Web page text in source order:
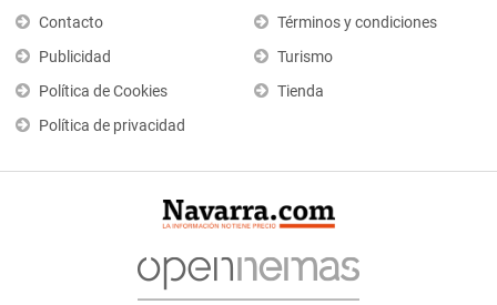
Contacto
Publicidad
Política de Cookies
Política de privacidad
Términos y condiciones
Turismo
Tienda